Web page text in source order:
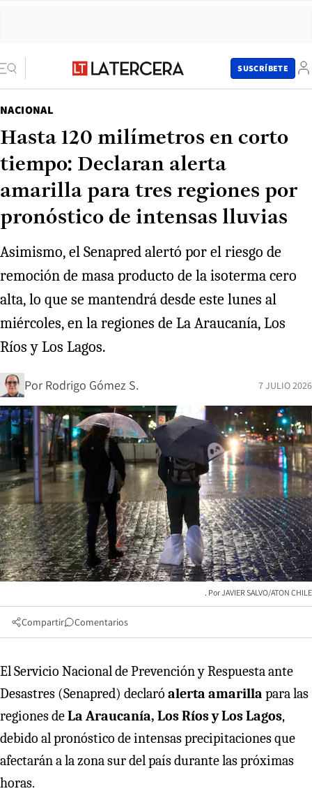
SUSCRÍBETE
NACIONAL
Hasta 120 milímetros en corto
tiempo: Declaran alerta
amarilla para tres regiones por
pronóstico de intensas lluvias
Asimismo, el Senapred alertó por el riesgo de
remoción de masa producto de la isoterma cero
alta, lo que se mantendrá desde este lunes al
miércoles, en la regiones de La Araucanía, Los
Ríos y Los Lagos.
Por Rodrigo Gómez S. 7 JULIO 2026
JAVIER SALVO/ATON CHILE
Compartir Comentarios
El Servicio Nacional de Prevención y Respuesta ante
Desastres (Senapred) declaró alerta amarilla para las
regiones deLa Araucanía, Los Ríos y Los Lagos,
debido al pronóstico de intensas precipitaciones que
afectarán a la zona sur del país durante las próximas
horas.